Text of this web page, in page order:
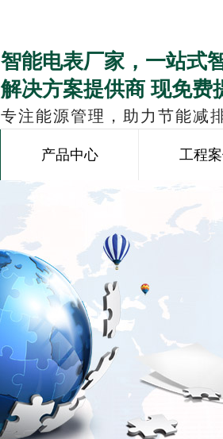
智能电表厂家，一站式
解决方案提供商 现免费
专注能源管理，助力节能减
产品中心 工程案